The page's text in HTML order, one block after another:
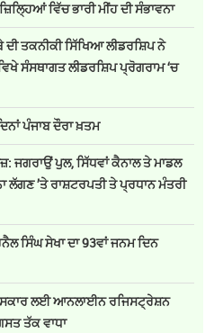
ਵਿੱਚ ਭਾਰੀ ਮੀਂਹ ਦੀ ਸੰਭਾਵਨਾ
ਤਕਨੀਕੀ ਸਿੱਖਿਆ ਲੀਡਰਸ਼ਿਪ ਨੇ
ਸੰਸਥਾਗਤ ਲੀਡਰਸ਼ਿਪ ਪ੍ਰੋਗਰਾਮ ‘ਚ
ਪੰਜਾਬ ਦੌਰਾ ਖ਼ਤਮ
ਜਗਰਾਉਂ ਪੁਲ, ਸਿੱਧਵਾਂ ਕੈਨਾਲ ਤੇ ਮਾਡਲ
ਲੱਗਣ ’ਤੇ ਰਾਸ਼ਟਰਪਤੀ ਤੇ ਪ੍ਰਧਾਨ ਮੰਤਰੀ
ਸਿੰਘ ਸੇਖਾ ਦਾ 93ਵਾਂ ਜਨਮ ਦਿਨ
ਲਈ ਆਨਲਾਈਨ ਰਜਿਸਟ੍ਰੇਸ਼ਨ
ਤੱਕ ਵਾਧਾ